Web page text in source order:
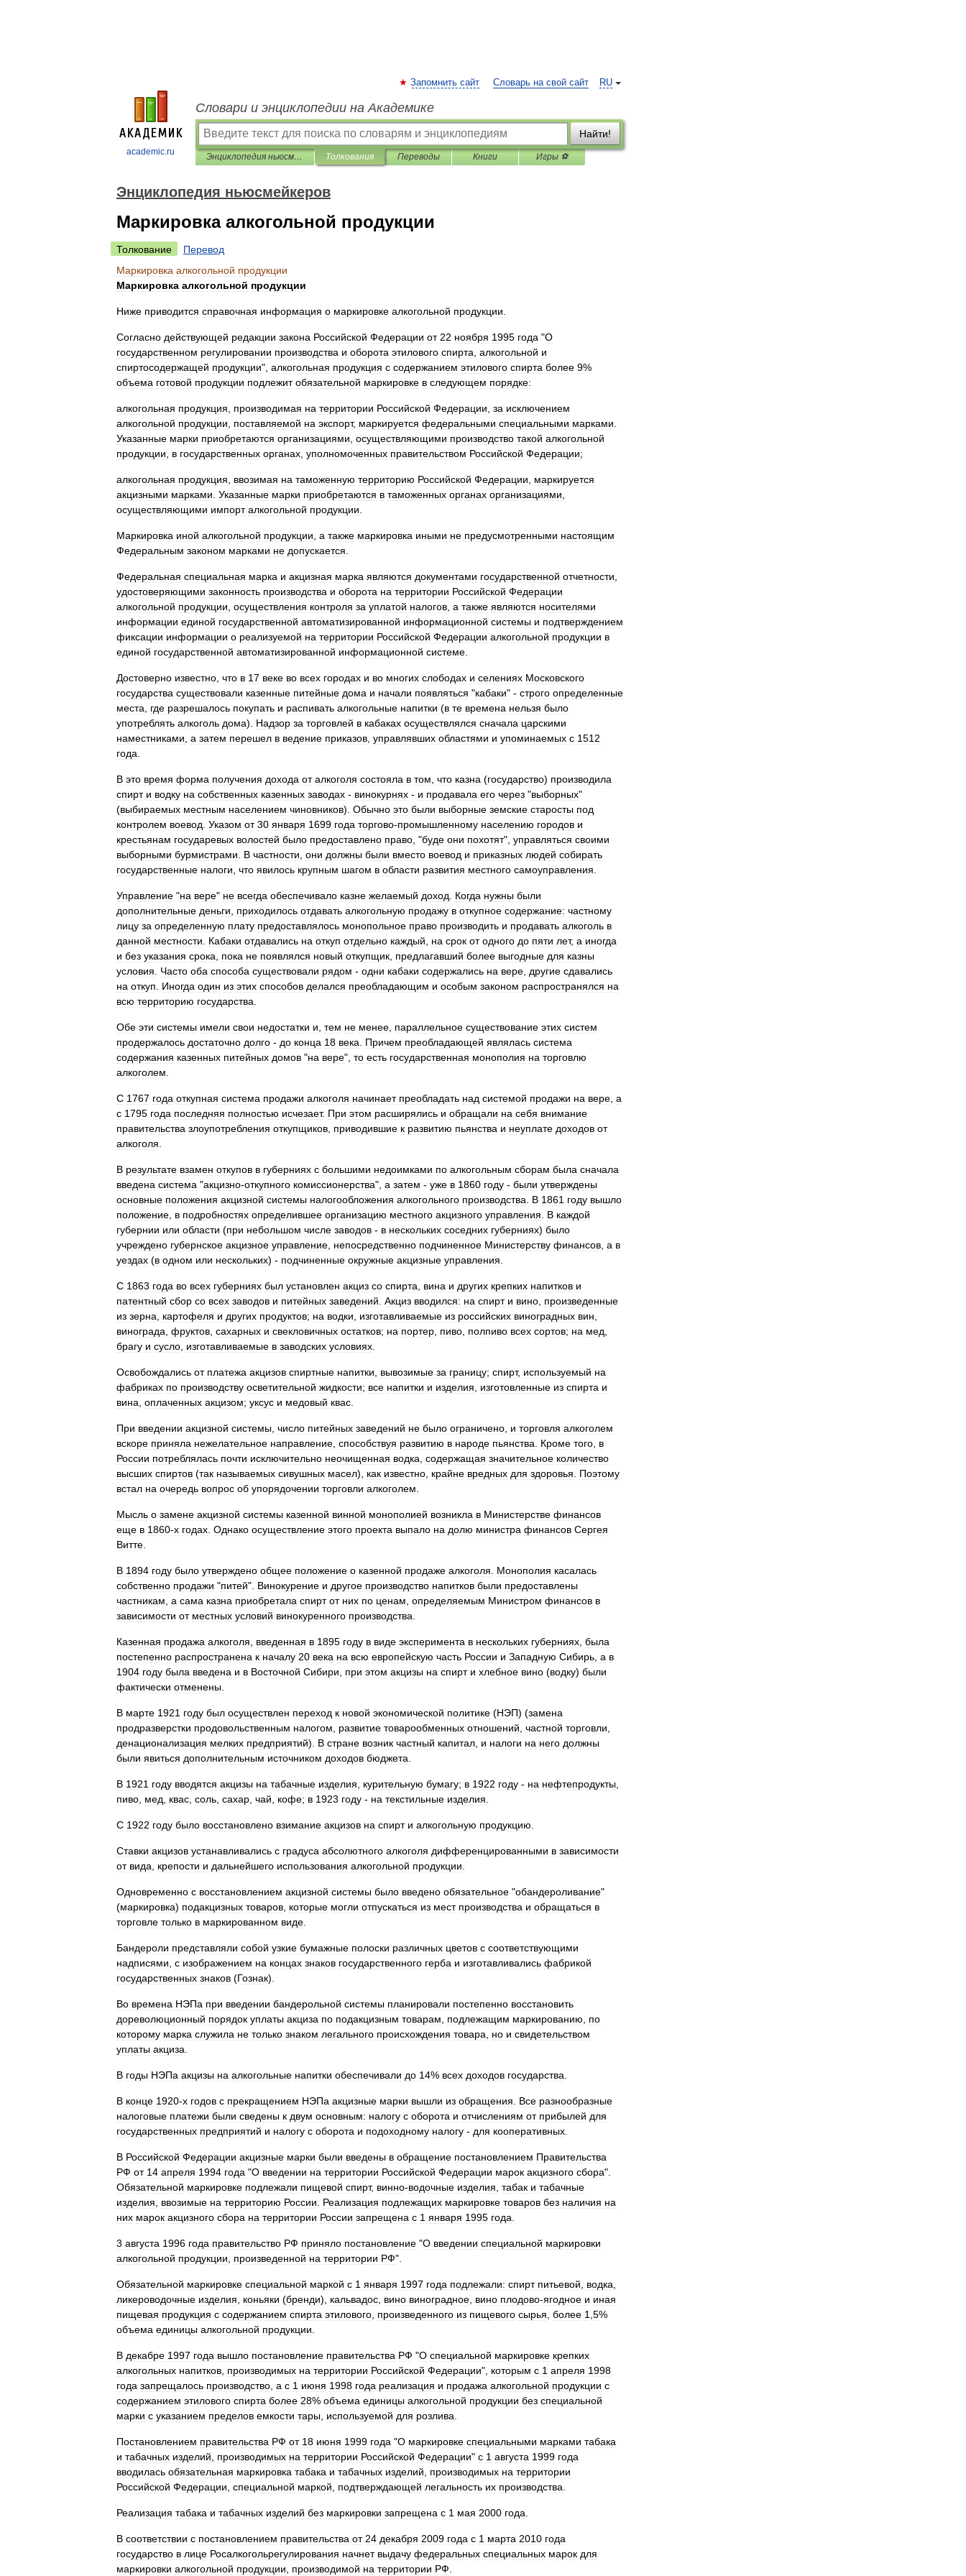
academic.ru
RU
Запомнить сайт Словарь на свой сайт
Словари и энциклопедии на Академике
Найти!
Энциклопедия ньюсмейкеров Толкования Переводы Книги Игры ⚽
Энциклопедия ньюсмейкеров
Маркировка алкогольной продукции
Толкование
Перевод
Маркировка алкогольной продукции
Маркировка алкогольной продукции
Ниже приводится справочная информация о маркировке алкогольной продукции
Согласно действующей редакции закона Российской Федерации от 22 ноября 1995 года "О
государственном регулировании производства и оборота этилового спирта алкогольной и
спиртосодержащей продукции", алкогольная продукция с содержанием этилового спирта более 9%
объема готовой продукции подлежит обязательной маркировке в следующем порядке:
алкогольная продукция производимая на территории Российской Федерации за исключением
алкогольной продукции поставляемой на экспорт, маркируется федеральными специальными марками
Указанные марки приобретаются организациями осуществляющими производство такой алкогольной
продукции
в государственных органах уполномоченных правительством Российской Федерации;
алкогольная продукция ввозимая на таможенную территорию Российской Федерации
маркируется
акцизными марками Указанные марки приобретаются в таможенных органах организациями
осуществляющими импорт алкогольной продукции
Маркировка иной алкогольной продукции а также маркировка иными не предусмотренными настоящим
Федеральным законом марками не допускается
Федеральная специальная марка и акцизная марка являются документами государственной отчетности
удостоверяющими законность производства и оборота на территории Российской Федерации
алкогольной продукции осуществления контроля за уплатой налогов а также являются носителями
информации единой государственной автоматизированной информационной системы и подтверждением
фиксации информации о реализуемой на территории Российской Федерации алкогольной продукции в
единой государственной автоматизированной информационной системе
Достоверно известно что в 17 веке во всех городах и во многих слободах и селениях Московского
государства существовали казенные питейные дома и начали появляться "кабаки" - строго определенные
места
где разрешалось покупать и распивать алкогольные напитки (в те времена нельзя было
употреблять алкоголь дома). Надзор за торговлей в кабаках осуществлялся сначала царскими
наместниками а затем перешел в ведение приказов управлявших областями и упоминаемых с 1512
года
В это время форма получения дохода от алкоголя состояла в том что казна (государство) производила
спирт и водку на собственных казенных заводах - винокурнях - и продавала его через "выборных"
(выбираемых местным населением чиновников). Обычно это были выборные земские старосты под
контролем воевод Указом от 30 января 1699 года торгово-промышленному населению городов и
крестьянам государевых волостей было предоставлено право , "буде они похотят", управляться своими
выборными бурмистрами В частности они должны были вместо воевод и приказных людей собирать
государственные налоги что явилось крупным шагом в области развития местного самоуправления
Управление "на вере" не всегда обеспечивало казне желаемый доход Когда нужны были
дополнительные деньги приходилось отдавать алкогольную продажу в откупное содержание: частному
лицу за определенную плату предоставлялось монопольное право производить и продавать алкоголь в
данной местности Кабаки отдавались на откуп отдельно каждый на срок от одного до пяти лет, а иногда
и без указания срока пока не появлялся новый откупщик предлагавший более выгодные для казны
условия
Часто оба способа существовали рядом - одни кабаки содержались на вере другие сдавались
на откуп Иногда один из этих способов делался преобладающим и особым законом распространялся на
всю территорию государства
Обе эти системы имели свои недостатки и тем не менее параллельное существование этих систем
продержалось достаточно долго - до конца 18 века Причем преобладающей являлась система
содержания казенных питейных домов "на вере", то есть государственная монополия на торговлю
алкоголем
С 1767 года откупная система продажи алкоголя начинает преобладать над системой продажи на вере а
с 1795 года последняя полностью исчезает. При этом расширялись и обращали на себя внимание
правительства злоупотребления откупщиков приводившие к развитию пьянства и неуплате доходов от
алкоголя
В результате взамен откупов в губерниях с большими недоимками по алкогольным сборам была сначала
введена система "акцизно-откупного комиссионерства", а затем - уже в 1860 году - были утверждены
основные положения акцизной системы налогообложения алкогольного производства В 1861 году вышло
положение в подробностях определившее организацию местного акцизного управления В каждой
губернии или области (при небольшом числе заводов - в нескольких соседних губерниях) было
учреждено губернское акцизное управление непосредственно подчиненное Министерству финансов а в
уездах (в одном или нескольких) - подчиненные окружные акцизные управления
С 1863 года во всех губерниях был установлен акциз со спирта вина и других крепких напитков и
патентный сбор со всех заводов и питейных заведений Акциз вводился: на спирт и вино произведенные
из зерна картофеля и других продуктов; на водки изготавливаемые из российских виноградных вин
винограда фруктов сахарных и свекловичных остатков; на портер пиво полпиво всех сортов; на мед
брагу и сусло изготавливаемые в заводских условиях
Освобождались от платежа акцизов спиртные напитки вывозимые за границу; спирт, используемый на
фабриках по производству осветительной жидкости; все напитки и изделия изготовленные из спирта и
вина оплаченных акцизом; уксус и медовый квас
При введении акцизной системы число питейных заведений не было ограничено и торговля алкоголем
вскоре приняла нежелательное направление способствуя развитию в народе пьянства Кроме того в
России потреблялась почти исключительно неочищенная водка содержащая значительное количество
высших спиртов (так называемых сивушных масел), как известно крайне вредных для здоровья
Поэтому
встал на очередь вопрос об упорядочении торговли алкоголем
Мысль о замене акцизной системы казенной винной монополией возникла в Министерстве финансов
еще в 1860-х годах Однако осуществление этого проекта выпало на долю министра финансов Сергея
Витте
В 1894 году было утверждено общее положение о казенной продаже алкоголя Монополия касалась
собственно продажи "питей". Винокурение и другое производство напитков были предоставлены
частникам а сама казна приобретала спирт от них по ценам определяемым Министром финансов в
зависимости от местных условий винокуренного производства
Казенная продажа алкоголя введенная в 1895 году в виде эксперимента в нескольких губерниях была
постепенно распространена к началу 20 века на всю европейскую часть России и Западную Сибирь а в
1904 году была введена и в Восточной Сибири при этом акцизы на спирт и хлебное вино (водку) были
фактически отменены
В марте 1921 году был осуществлен переход к новой экономической политике (НЭП) (замена
продразверстки продовольственным налогом развитие товарообменных отношений частной торговли
денационализация мелких предприятий). В стране возник частный капитал и налоги на него должны
были явиться дополнительным источником доходов бюджета
В 1921 году вводятся акцизы на табачные изделия курительную бумагу; в 1922 году - на нефтепродукты
пиво мед квас соль сахар чай кофе; в 1923 году - на текстильные изделия
С 1922 году было восстановлено взимание акцизов на спирт и алкогольную продукцию
Ставки акцизов устанавливались с градуса абсолютного алкоголя дифференцированными в зависимости
от вида крепости и дальнейшего использования алкогольной продукции
Одновременно с восстановлением акцизной системы было введено обязательное "обандероливание"
(маркировка) подакцизных товаров которые могли отпускаться из мест производства и обращаться в
торговле только в маркированном виде
Бандероли представляли собой узкие бумажные полоски различных цветов с соответствующими
надписями с изображением на концах знаков государственного герба и изготавливались фабрикой
государственных знаков (Гознак).
Во времена НЭПа при введении бандерольной системы планировали постепенно восстановить
дореволюционный порядок уплаты акциза по подакцизным товарам подлежащим маркированию
по
которому марка служила не только знаком легального происхождения товара но и свидетельством
уплаты акциза
В годы НЭПа акцизы на алкогольные напитки обеспечивали до 14% всех доходов государства
В конце 1920-х годов с прекращением НЭПа акцизные марки вышли из обращения Все разнообразные
налоговые платежи были сведены к двум основным: налогу с оборота и отчислениям от прибылей для
государственных предприятий и налогу с оборота и подоходному налогу - для кооперативных
В Российской Федерации акцизные марки были введены в обращение постановлением Правительства
РФ от 14 апреля 1994 года "О введении на территории Российской Федерации марок акцизного сбора".
Обязательной маркировке подлежали пищевой спирт, винно-водочные изделия табак и табачные
изделия
ввозимые на территорию России Реализация подлежащих маркировке товаров без наличия на
них марок акцизного сбора на территории России запрещена с 1 января 1995 года
3 августа 1996 года правительство РФ приняло постановление "О введении специальной маркировки
алкогольной продукции произведенной на территории РФ".
Обязательной маркировке специальной маркой с 1 января 1997 года подлежали: спирт питьевой водка
ликероводочные изделия коньяки (бренди), кальвадос вино виноградное вино плодово-ягодное и иная
пищевая продукция с содержанием спирта этилового произведенного из пищевого сырья более 1 5%
объема единицы алкогольной продукции
В декабре 1997 года вышло постановление правительства РФ "О специальной маркировке крепких
алкогольных напитков производимых на территории Российской Федерации", которым с 1 апреля 1998
года запрещалось производство а с 1 июня 1998 года реализация и продажа алкогольной продукции с
содержанием этилового спирта более 28% объема единицы алкогольной продукции без специальной
марки с указанием пределов емкости тары используемой для розлива
Постановлением правительства РФ от 18 июня 1999 года "О маркировке специальными марками табака
и табачных изделий производимых на территории Российской Федерации" с 1 августа 1999 года
вводилась обязательная маркировка табака и табачных изделий производимых на территории
Российской Федерации специальной маркой подтверждающей легальность их производства
Реализация табака и табачных изделий без маркировки запрещена с 1 мая 2000 года
В соответствии с постановлением правительства от 24 декабря 2009 года с 1 марта 2010 года
государство в лице Росалкогольрегулирования начнет выдачу федеральных специальных марок для
маркировки алкогольной продукции производимой на территории РФ